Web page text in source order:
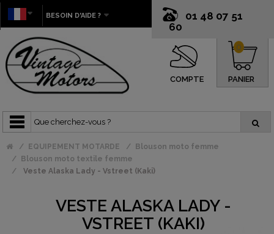
01 48 07 51
60
BESOIN D'AIDE ?
COMPTE PANIER
0
EQUIPEMENT MOTARDE
Blouson moto femme
Blouson moto textile femme
Veste Alaska Lady - Vstreet (Kaki)
VESTE ALASKA LADY -
VSTREET (KAKI)